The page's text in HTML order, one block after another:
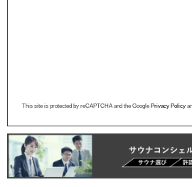
This site is protected by reCAPTCHA and the Google Privacy Policy